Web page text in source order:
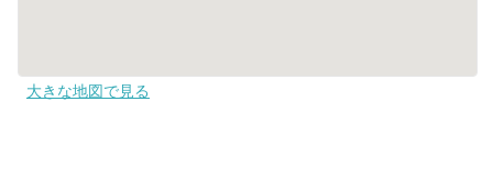
大きな地図で見る